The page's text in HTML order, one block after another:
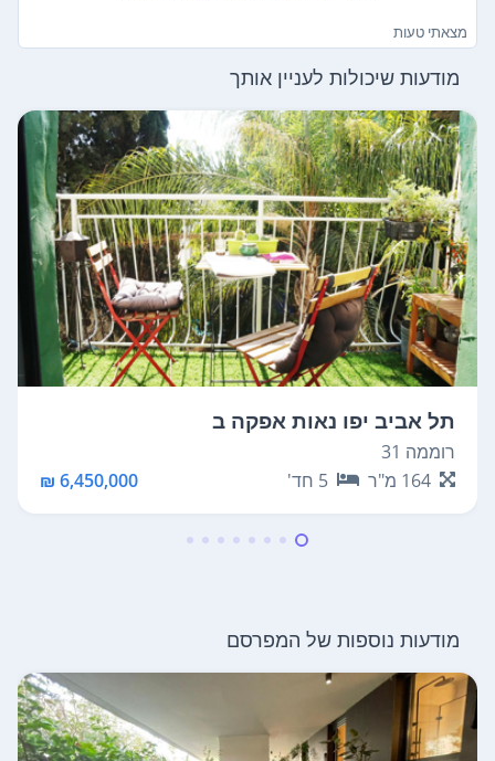
מצאתי טעות
מודעות שיכולות לעניין אותך
תל אביב יפו נאות אפקה ב
רוממה 31
164 מ"ר 5 חד' 6,450,000 ₪
מודעות נוספות של המפרסם